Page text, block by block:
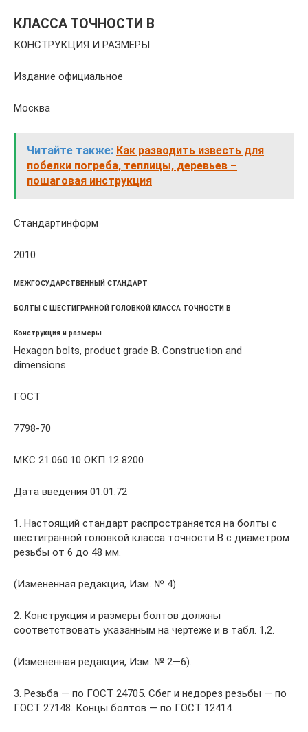
КЛАССА ТОЧНОСТИ В
КОНСТРУКЦИЯ И РАЗМЕРЫ
Издание официальное
Москва
Читайте также: Как разводить известь для
побелки погреба, теплицы, деревьев –
пошаговая инструкция
Стандартинформ
2010
МЕЖГОСУДАРСТВЕННЫЙ СТАНДАРТ
БОЛТЫ С ШЕСТИГРАННОЙ ГОЛОВКОЙ КЛАССА ТОЧНОСТИ В
Конструкция и размеры
Hexagon bolts, product grade В. Construction and
dimensions
ГОСТ
7798-70
МКС 21.060.10 ОКП 12 8200
Дата введения 01.01.72
1. Настоящий стандарт распространяется на болты с
шестигранной головкой класса точности В с диаметром
резьбы от 6 до 48 мм.
(Измененная редакция, Изм. № 4).
2. Конструкция и размеры болтов должны
соответствовать указанным на чертеже и в табл. 1,2.
(Измененная редакция, Изм. № 2—6).
3. Резьба — по ГОСТ 24705. Сбег и недорез резьбы — по
ГОСТ 27148. Концы болтов — по ГОСТ 12414.